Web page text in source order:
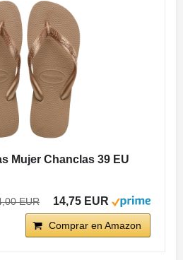
Mujer Chanclas 39 EU
EUR 14,75 EUR
Comprar en Amazon